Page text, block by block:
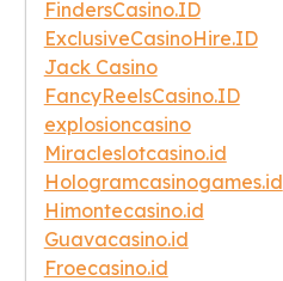
FindersCasino.ID
ExclusiveCasinoHire.ID
Jack Casino
FancyReelsCasino.ID
explosioncasino
Miracleslotcasino.id
Hologramcasinogames.id
Himontecasino.id
Guavacasino.id
Froecasino.id